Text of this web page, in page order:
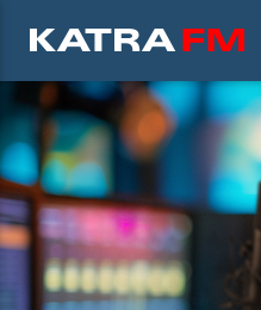
KATRA FM Live
♫ 192 kbps